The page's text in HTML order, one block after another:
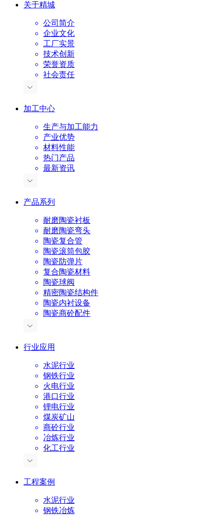
关于精城
公司简介
企业文化
工厂实景
技术创新
荣誉资质
社会责任
加工中心
生产与加工能力
产业优势
材料性能
热门产品
最新资讯
产品系列
耐磨陶瓷衬板
耐磨陶瓷弯头
陶瓷复合管
陶瓷滚筒包胶
陶瓷防弹片
复合陶瓷材料
陶瓷球阀
精密陶瓷结构件
陶瓷内衬设备
陶瓷商砼配件
行业应用
水泥行业
钢铁行业
火电行业
港口行业
锂电行业
煤炭矿山
商砼行业
冶炼行业
化工行业
工程案例
水泥行业
钢铁冶炼